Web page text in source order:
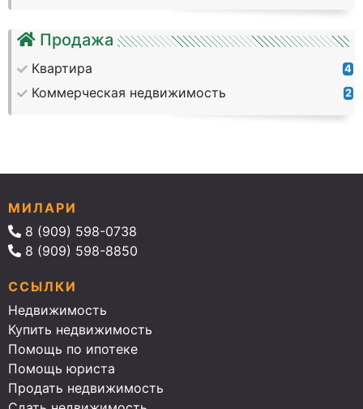
Продажа
Квартира 4
Коммерческая недвижимость 2
МИЛАРИ
8 (909) 598-0738
8 (909) 598-8850
ССЫЛКИ
Недвижимость
Купить недвижимость
Помощь по ипотеке
Помощь юриста
Продать недвижимость